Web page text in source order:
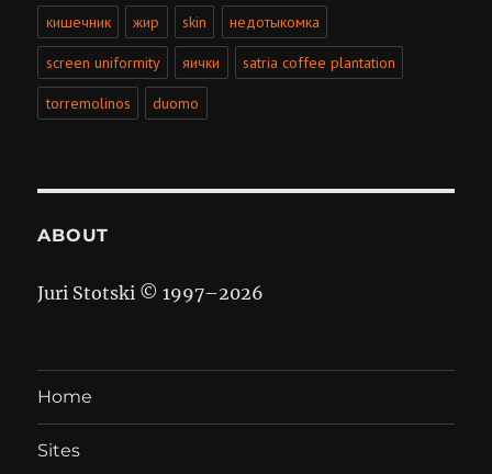
кишечник жир skin недотыкомка
screen uniformity яички satria coffee plantation
torremolinos duomo
ABOUT
Juri Stotski © 1997–2026
Home
Sites